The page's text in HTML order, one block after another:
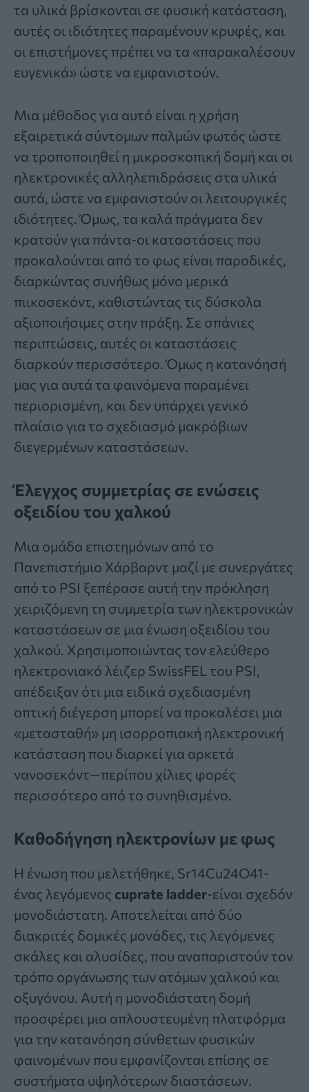
τα υλικά βρίσκονται σε φυσική κατάσταση,
αυτές οι ιδιότητες παραμένουν κρυφές, και
οι επιστήμονες πρέπει να τα «παρακαλέσουν
ευγενικά» ώστε να εμφανιστούν.
Μια μέθοδος για αυτό είναι η χρήση
εξαιρετικά σύντομων παλμών φωτός ώστε
να τροποποιηθεί η μικροσκοπική δομή και οι
ηλεκτρονικές αλληλεπιδράσεις στα υλικά
αυτά, ώστε να εμφανιστούν οι λειτουργικές
ιδιότητες. Όμως, τα καλά πράγματα δεν
κρατούν για πάντα-οι καταστάσεις που
προκαλούνται από το φως είναι παροδικές,
διαρκώντας συνήθως μόνο μερικά
πιικοσεκόντ, καθιστώντας τις δύσκολα
αξιοποιήσιμες στην πράξη. Σε σπάνιες
περιπτώσεις, αυτές οι καταστάσεις
διαρκούν περισσότερο. Όμως η κατανόησή
μας για αυτά τα φαινόμενα παραμένει
περιορισμένη, και δεν υπάρχει γενικό
πλαίσιο για το σχεδιασμό μακρόβιων
διεγερμένων καταστάσεων.
Έλεγχος συμμετρίας σε ενώσεις
οξειδίου του χαλκού
Μια ομάδα επιστημόνων από το
Πανεπιστήμιο Χάρβαρντ μαζί με συνεργάτες
από το PSI ξεπέρασε αυτή την πρόκληση
χειριζόμενη τη συμμετρία των ηλεκτρονικών
καταστάσεων σε μια ένωση οξειδίου του
χαλκού. Χρησιμοποιώντας τον ελεύθερο
ηλεκτρονιακό λέιζερ SwissFEL του PSI,
απέδειξαν ότι μια ειδικά σχεδιασμένη
οπτική διέγερση μπορεί να προκαλέσει μια
«μετασταθή» μη ισορροπιακή ηλεκτρονική
κατάσταση που διαρκεί για αρκετά
νανοσεκόντ—περίπου χίλιες φορές
περισσότερο από το συνηθισμένο.
Καθοδήγηση ηλεκτρονίων με φως
Η ένωση που μελετήθηκε, Sr14Cu24O41-
ένας λεγόμενος cuprate ladder-είναι σχεδόν
μονοδιάστατη. Αποτελείται από δύο
διακριτές δομικές μονάδες, τις λεγόμενες
σκάλες και αλυσίδες, που αναπαριστούν τον
τρόπο οργάνωσης των ατόμων χαλκού και
οξυγόνου. Αυτή η μονοδιάστατη δομή
προσφέρει μια απλουστευμένη πλατφόρμα
για την κατανόηση σύνθετων φυσικών
φαινομένων που εμφανίζονται επίσης σε
συστήματα υψηλότερων διαστάσεων.